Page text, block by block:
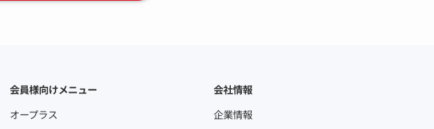
会員様向けメニュー
オープラス
会社情報
企業情報